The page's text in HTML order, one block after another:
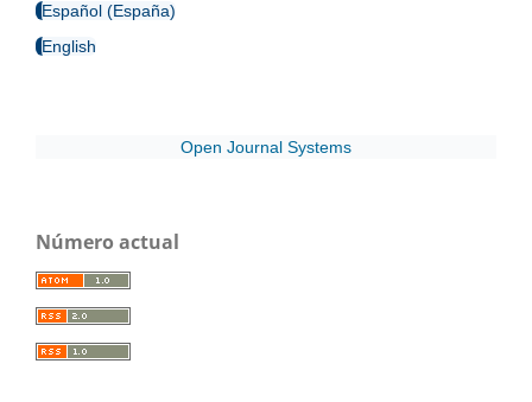
Español (España)
English
Open Journal Systems
Número actual